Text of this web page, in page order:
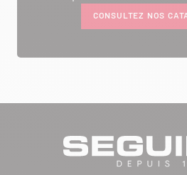
LA CLUSE ET MIJOUX 25300
ANCELOT PERE ET FILS
CONSULTEZ NOS